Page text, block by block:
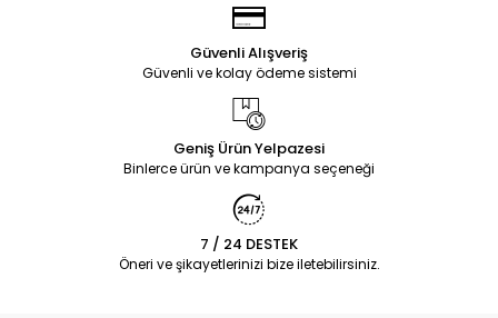
Güvenli Alışveriş
Güvenli ve kolay ödeme sistemi
Geniş Ürün Yelpazesi
Binlerce ürün ve kampanya seçeneği
7 / 24 DESTEK
Öneri ve şikayetlerinizi bize iletebilirsiniz.